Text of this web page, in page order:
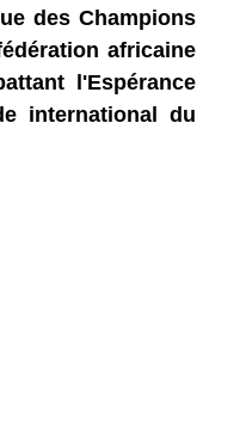
des Champions
africaine
l'Espérance
international du